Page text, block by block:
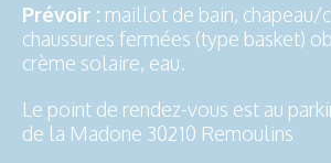
Prévoir : maillot de bain, chapeau/
chaussures fermées (type basket)
crème solaire, eau.
Le point de rendez-vous est au
de la Madone 30210 Remoulins